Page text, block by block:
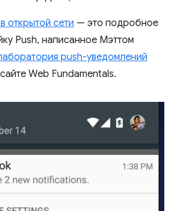
открытой сети — это подробное
Push, написанное Мэттом
push-уведомлений
Web Fundamentals.